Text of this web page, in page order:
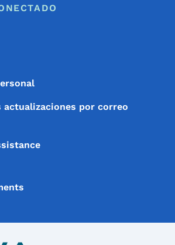
página
actualizaciones por correo